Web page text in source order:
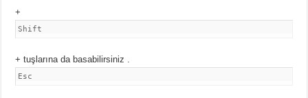
+
Shift
+ tuşlarınada basabilirsiniz .
Esc